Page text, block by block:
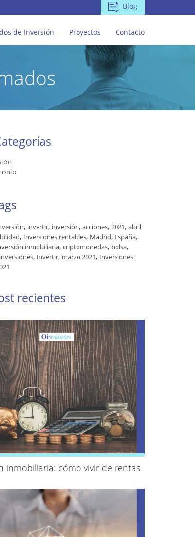
Blog
Proyectos Contacto
de Inversión
, invertir, inversión, acciones, 2021, abril
, Inversiones rentables, Madrid, España,
inmobiliaria, criptomonedas, bolsa,
inversiones, Invertir, marzo 2021, Inversiones
recientes
inmobiliaria: cómo vivir de rentas